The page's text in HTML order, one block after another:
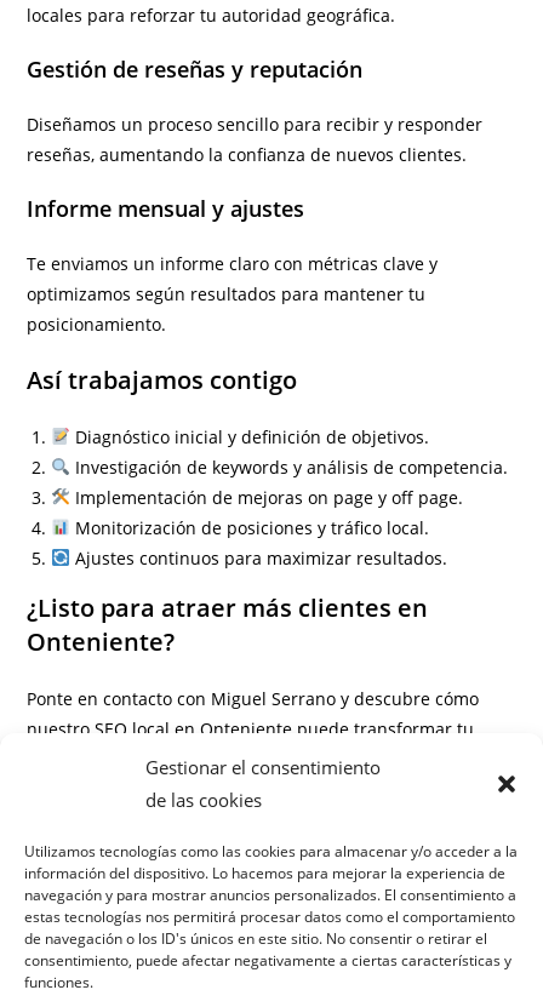
Gestionar el consentimiento
de las cookies
Utilizamos tecnologías como las cookies para almacenar y/o acceder a la
información del dispositivo. Lo hacemos para mejorar la experiencia de
navegación y para mostrar anuncios personalizados. El consentimiento a
estas tecnologías nos permitirá procesar datos como el comportamiento
de navegación o los ID's únicos en este sitio. No consentir o retirar el
consentimiento, puede afectar negativamente a ciertas características y
funciones.
locales para reforzar tu autoridad geográfica.
Gestión de reseñas y reputación
Diseñamos un proceso sencillo para recibir y responder
reseñas, aumentando la confianza de nuevos clientes.
Informe mensual y ajustes
Te enviamos un informe claro con métricas clave y
optimizamos según resultados para mantener tu
posicionamiento.
Así trabajamos contigo
Diagnóstico inicial y definición de objetivos.
Investigación de keywords y análisis de competencia.
Implementación de mejoras on page y off page.
Monitorización de posiciones y tráfico local.
Ajustes continuos para maximizar resultados.
¿Listo para atraer más clientes en
Onteniente?
Ponte en contacto con Miguel Serrano y descubre cómo
nuestro SEO local en Onteniente puede transformar tu
Información
Preguntas frecuentes
¿Cuánto tarda en verse el resultado del SEO local?
¿Necesito una web nueva para posicionar en Onteniente?
¿Qué diferencia hay entre SEO nacional y local?